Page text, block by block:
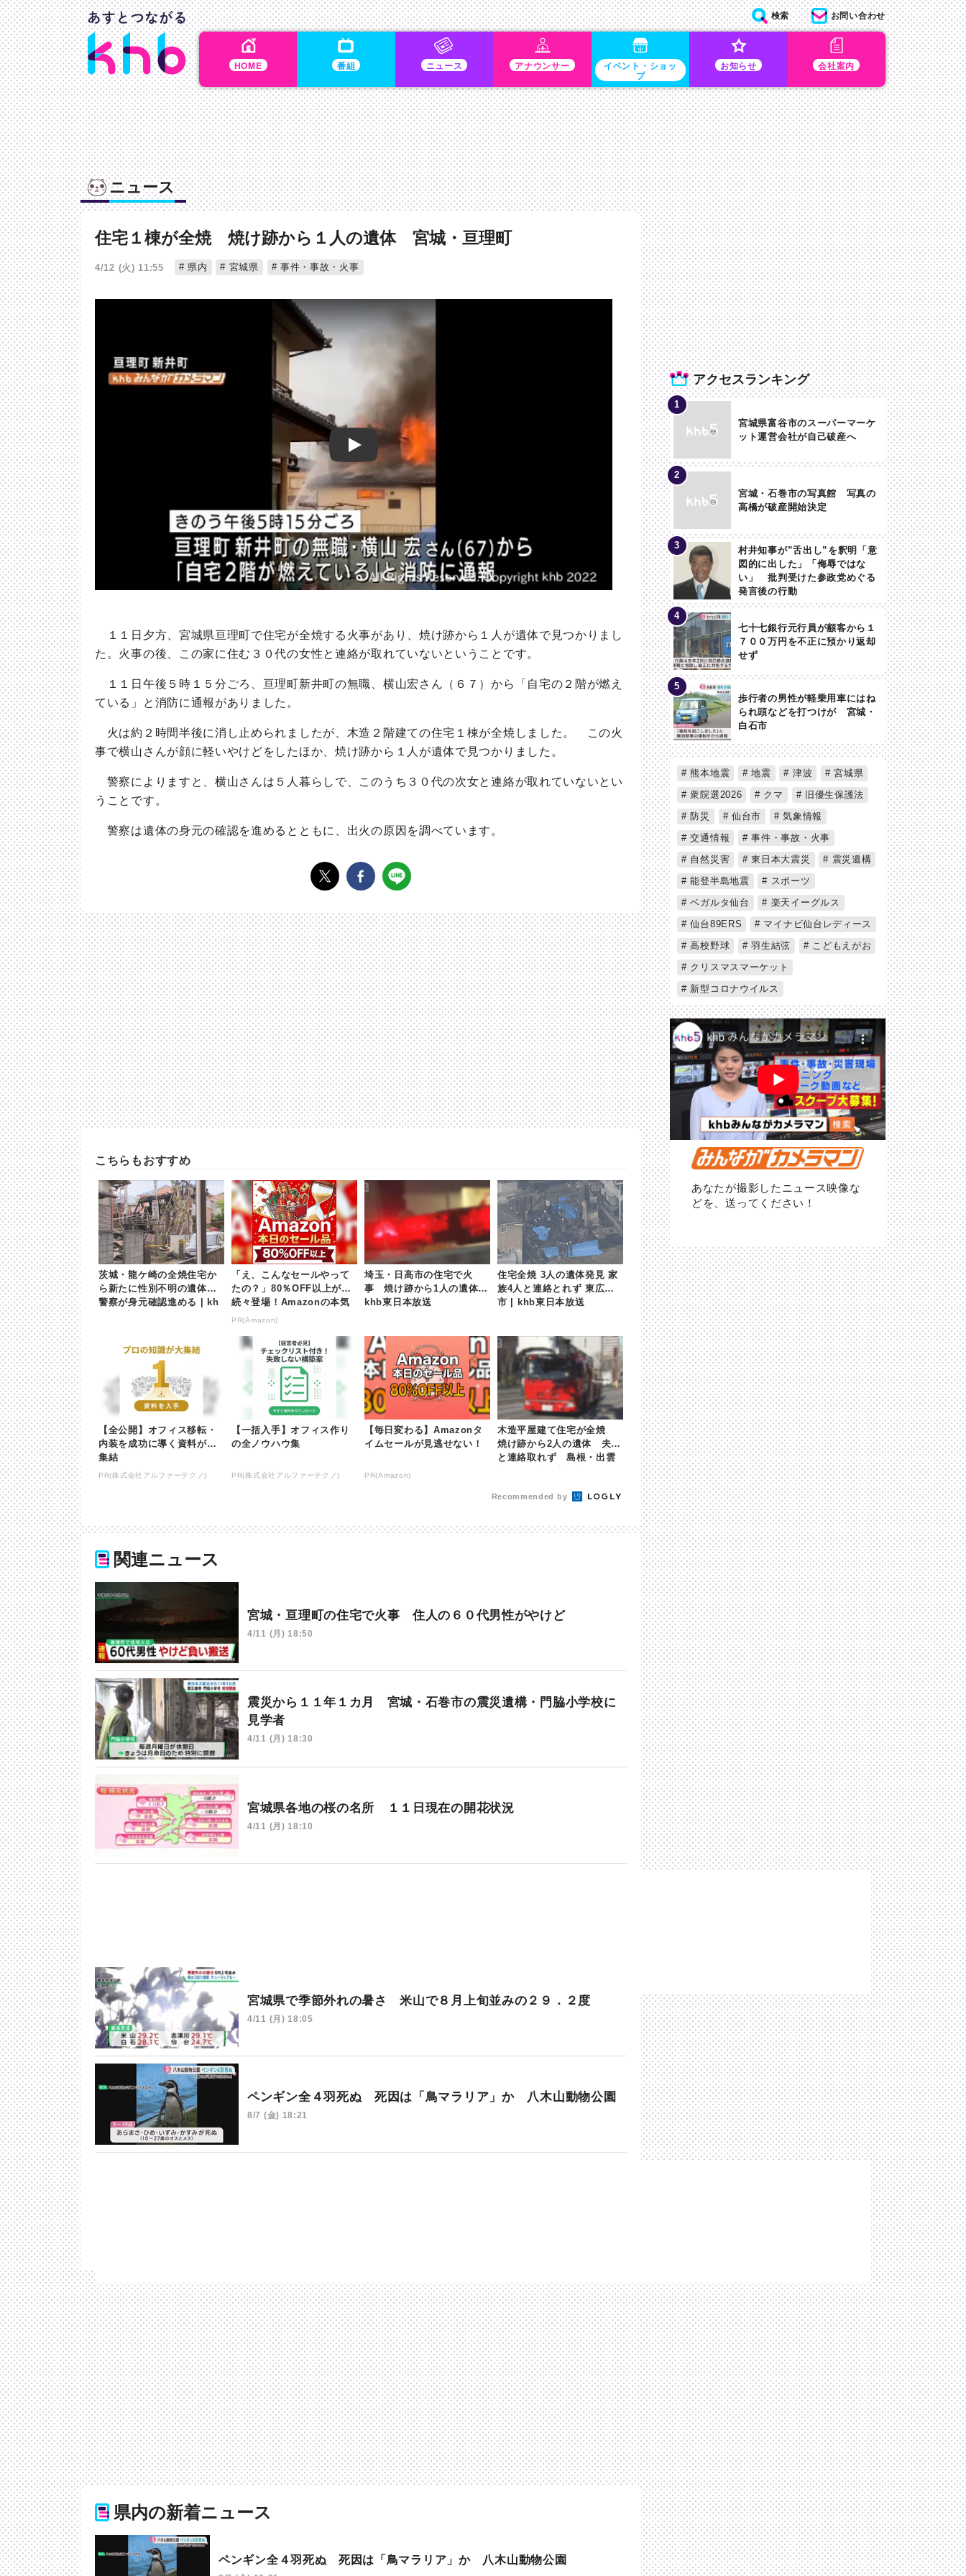
HOME 番組 ニュース アナウンサー イベント・ショッ
プ
お知らせ 会社案内
検索 お問い合わせ
ニュース
住宅１棟が全焼 焼け跡から１人の遺体 宮城・亘理町
4/12 (火) 11:55 県内 宮城県 事件・事故・火事
Play
１１日夕方、宮城県亘理町で住宅が全焼する火事があり、焼け跡から１人が遺体で見つかりまし
た。火事の後、この家に住む３０代の女性と連絡が取れていないということです。
１１日午後５時１５分ごろ、亘理町新井町の無職、横山宏さん（６７）から「自宅の２階が燃え
ている」と消防に通報がありました。
火は約２時間半後に消し止められましたが、木造２階建ての住宅１棟が全焼しました。 この火
事で横山さんが顔に軽いやけどをしたほか、焼け跡から１人が遺体で見つかりました。
警察によりますと、横山さんは５人暮らしで、このうち３０代の次女と連絡が取れていないとい
うことです。
警察は遺体の身元の確認を進めるとともに、出火の原因を調べています。
こちらもおすすめ
茨城・龍ケ崎の全焼住宅か
ら新たに性別不明の遺体
警察が身元確認進める | kh
「え、こんなセールやって
たの？」80％OFF以上が
続々登場！Amazonの本気
が凄すぎる
PR(Amazon)
埼玉・日高市の住宅で火
事 焼け跡から1人の遺体 |
khb東日本放送
住宅全焼 3人の遺体発見 家
族4人と連絡とれず 東広島
市 | khb東日本放送
【全公開】オフィス移転・
内装を成功に導く資料が大
集結
PR(株式会社アルファーテクノ)
【一括入手】オフィス作り
の全ノウハウ集
PR(株式会社アルファーテクノ)
【毎日変わる】Amazonタ
イムセールが見逃せない！
PR(Amazon)
木造平屋建て住宅が全焼
焼け跡から2人の遺体 夫婦
と連絡取れず 島根・出雲
Recommended by
関連ニュース
宮城・亘理町の住宅で火事 住人の６０代男性がやけど
4/11 (月) 18:50
震災から１１年１カ月 宮城・石巻市の震災遺構・門脇小学校に
見学者
4/11 (月) 18:30
宮城県各地の桜の名所 １１日現在の開花状況
4/11 (月) 18:10
宮城県で季節外れの暑さ 米山で８月上旬並みの２９．２度
4/11 (月) 18:05
ペンギン全４羽死ぬ 死因は「鳥マラリア」か 八木山動物公園
8/7 (金) 18:21
県内の新着ニュース
ペンギン全４羽死ぬ 死因は「鳥マラリア」か 八木山動物公園
アクセスランキング
宮城県富谷市のスーパーマーケ
ット運営会社が自己破産へ
宮城・石巻市の写真館 写真の
高橋が破産開始決定
村井知事が”舌出し”を釈明「意
図的に出した」「侮辱ではな
い」 批判受けた参政党めぐる
発言後の行動
七十七銀行元行員が顧客から１
７００万円を不正に預かり返却
せず
歩行者の男性が軽乗用車にはね
られ頭などを打つけが 宮城・
白石市
熊本地震 地震 津波
宮城県
衆院選2026
クマ
旧優生保護法
防災
仙台市
気象情報
交通情報
事件・事故・火事
自然災害
東日本大震災
震災遺構
能登半島地震
スポーツ
ベガルタ仙台
楽天イーグルス
仙台89ERS
マイナビ仙台レディース
高校野球
羽生結弦
こどもえがお
クリスマスマーケット
新型コロナウイルス
あなたが撮影したニュース映像な
どを、送ってください！